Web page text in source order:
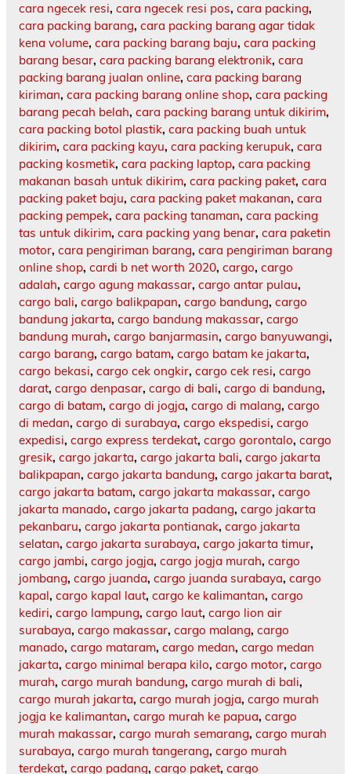
cara ngecek resi, cara ngecek resi pos, cara packing,
cara packing barang, cara packing barang agar tidak
kena volume, cara packing barang baju, cara packing
barang besar, cara packing barang elektronik, cara
packing barang jualan online, cara packing barang
kiriman, cara packing barang online shop, cara packing
barang pecah belah, cara packing barang untuk dikirim,
cara packing botol plastik, cara packing buah untuk
dikirim, cara packing kayu, cara packing kerupuk, cara
packing kosmetik, cara packing laptop, cara packing
makanan basah untuk dikirim, cara packing paket, cara
packing paket baju, cara packing paket makanan, cara
packing pempek, cara packing tanaman, cara packing
tas untuk dikirim, cara packing yang benar, cara paketin
motor, cara pengiriman barang, cara pengiriman barang
online shop, cardi b net worth 2020, cargo, cargo
adalah, cargo agung makassar, cargo antar pulau,
cargo bali, cargo balikpapan, cargo bandung, cargo
bandung jakarta, cargo bandung makassar, cargo
bandung murah, cargo banjarmasin, cargo banyuwangi,
cargo barang, cargo batam, cargo batam ke jakarta,
cargo bekasi, cargo cek ongkir, cargo cek resi, cargo
darat, cargo denpasar, cargo di bali, cargo di bandung,
cargo di batam, cargo di jogja, cargo di malang, cargo
di medan, cargo di surabaya, cargo ekspedisi, cargo
expedisi, cargo express terdekat, cargo gorontalo, cargo
gresik, cargo jakarta, cargo jakarta bali, cargo jakarta
balikpapan, cargo jakarta bandung, cargo jakarta barat,
cargo jakarta batam, cargo jakarta makassar, cargo
jakarta manado, cargo jakarta padang, cargo jakarta
pekanbaru, cargo jakarta pontianak, cargo jakarta
selatan, cargo jakarta surabaya, cargo jakarta timur,
cargo jambi, cargo jogja, cargo jogja murah, cargo
jombang, cargo juanda, cargo juanda surabaya, cargo
kapal, cargo kapal laut, cargo ke kalimantan, cargo
kediri, cargo lampung, cargo laut, cargo lion air
surabaya, cargo makassar, cargo malang, cargo
manado, cargo mataram, cargo medan, cargo medan
jakarta, cargo minimal berapa kilo, cargo motor, cargo
murah, cargo murah bandung, cargo murah di bali,
cargo murah jakarta, cargo murah jogja, cargo murah
jogja ke kalimantan, cargo murah ke papua, cargo
murah makassar, cargo murah semarang, cargo murah
surabaya, cargo murah tangerang, cargo murah
terdekat, cargo padang, cargo paket, cargo